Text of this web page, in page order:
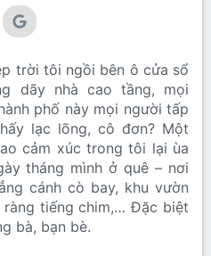
trời tôi ngồi bên ô cửa sổ
dãy nhà cao tầng, mọi
phố này mọi người tấp
lạc lõng, cô đơn? Một
cảm xúc trong tôi lại ùa
tháng mình ở quê – nơi
cánh cò bay, khu vườn
ràng tiếng chim,… Đặc biệt
bà, bạn bè.